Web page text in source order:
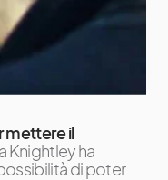
mettere il
Knightley ha
di poter